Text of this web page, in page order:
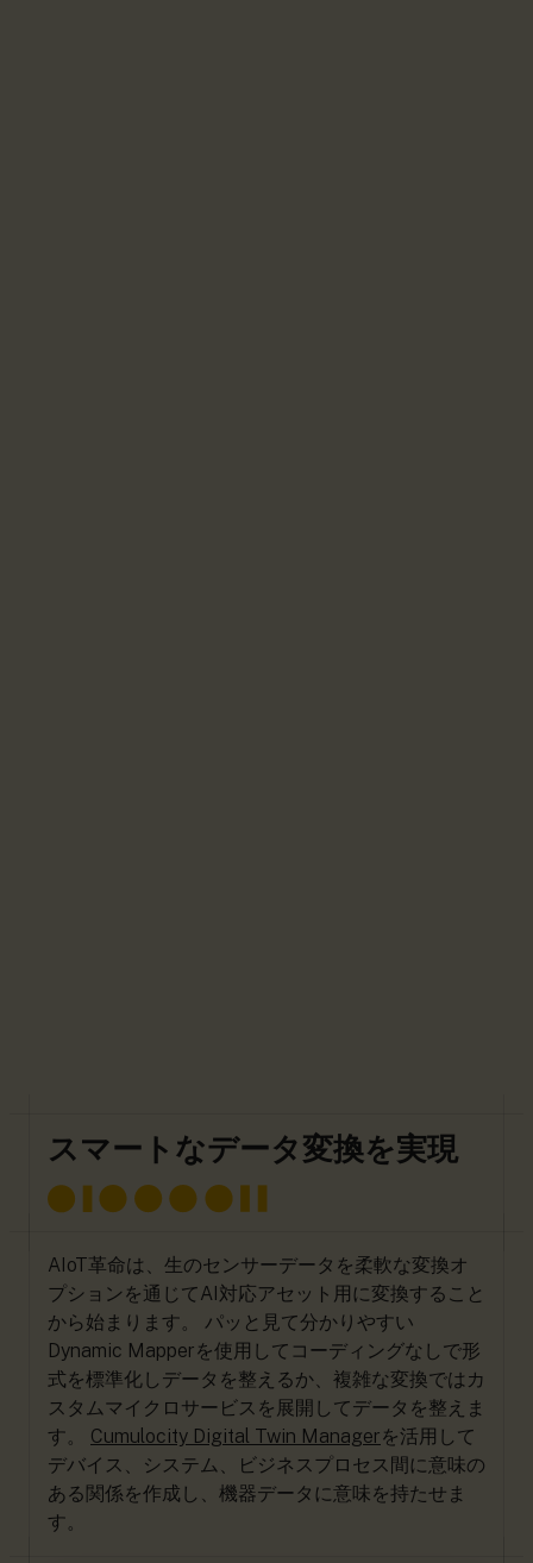
スマートなデータ変換を実現
AIoT革命は、生のセンサーデータを柔軟な変換オ
プションを通じてAI対応アセット用に変換すること
から始まります。 パッと見て分かりやすい
Dynamic Mapperを使用してコーディングなしで形
式を標準化しデータを整えるか、複雑な変換ではカ
スタムマイクロサービスを展開してデータを整えま
す。 Cumulocity Digital Twin Managerを活用して
デバイス、システム、ビジネスプロセス間に意味の
ある関係を作成し、機器データに意味を持たせま
す。